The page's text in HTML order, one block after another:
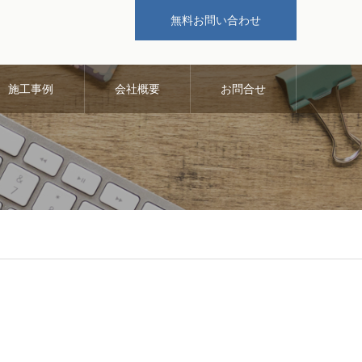
無料お問い合わせ
施工事例 会社概要 お問合せ